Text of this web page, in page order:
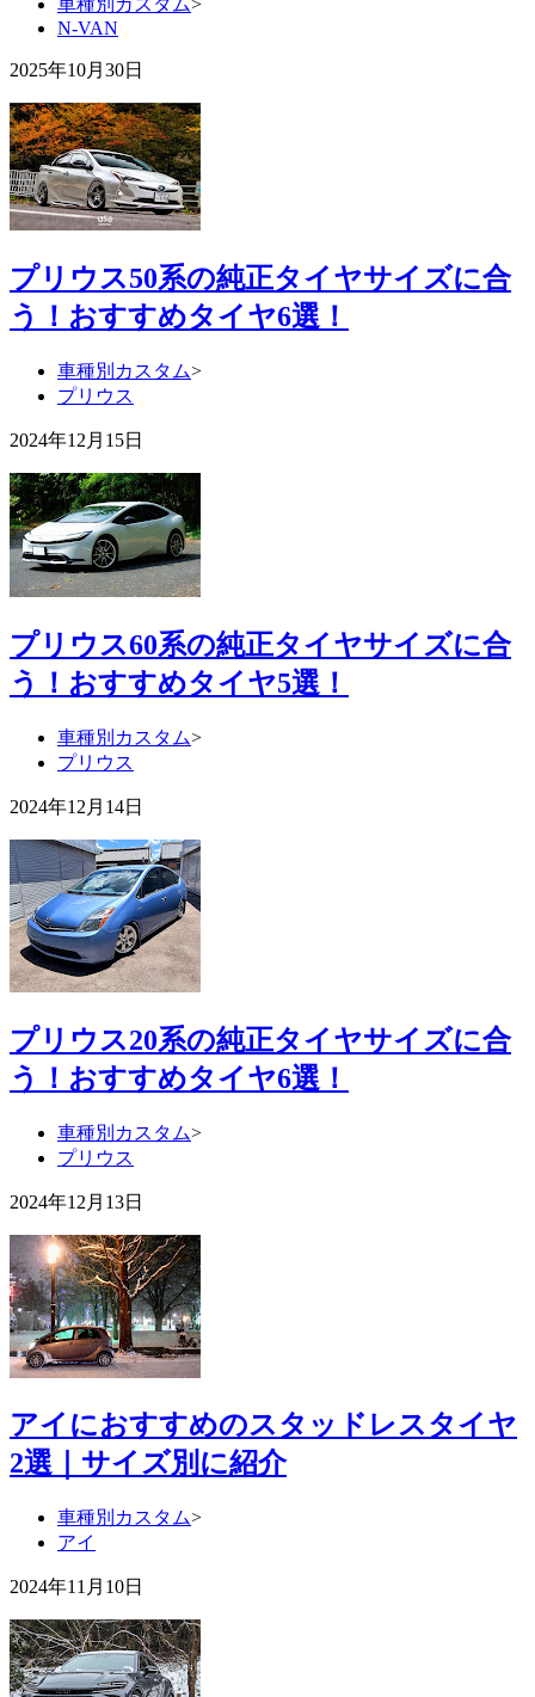
車種別カスタム>
N-VAN
2025年10月30日
プリウス50系の純正タイヤサイズに合
う！おすすめタイヤ6選！
車種別カスタム>
プリウス
2024年12月15日
プリウス60系の純正タイヤサイズに合
う！おすすめタイヤ5選！
車種別カスタム>
プリウス
2024年12月14日
プリウス20系の純正タイヤサイズに合
う！おすすめタイヤ6選！
車種別カスタム>
プリウス
2024年12月13日
アイにおすすめのスタッドレスタイヤ
2選｜サイズ別に紹介
車種別カスタム>
アイ
2024年11月10日